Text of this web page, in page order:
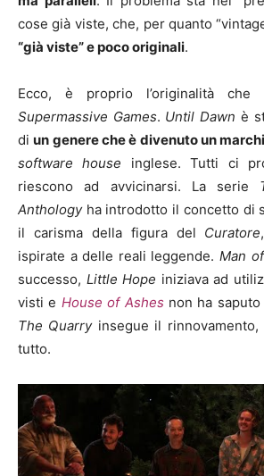
cose già viste, che, per quanto
“già viste” e poco originali.
Ecco, è proprio l’originalità che
Supermassive Games. Until Dawn è
diun genere che è divenuto un
software house inglese. Tutti ci
riescono ad avvicinarsi. La serie
Anthologyha introdotto il concetto di
il carisma della figura del Curatore
ispirate a delle reali leggende. Man
successo, Little Hope iniziava ad
visti e House of Ashes non ha
The Quarryinsegue il rinnovamento,
tutto.